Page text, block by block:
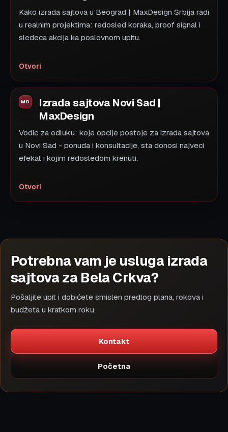
Kako izrada sajtova u Beograd | MaxDesign Srbija radi
u realnim projektima: redosled koraka, proof signal i
sledeca akcija ka poslovnom upitu.
Otvori
Izrada sajtova Novi Sad |
MaxDesign
Vodic za odluku: koje opcije postoje za izrada sajtova
u Novi Sad - ponuda i konsultacije, sta donosi najveci
efekat i kojim redosledom krenuti.
Otvori
Potrebna vam je usluga izrada
sajtova za Bela Crkva?
Pošaljite upit i dobićete smislen predlog plana, rokova i
budžeta u kratkom roku.
Kontakt
Početna